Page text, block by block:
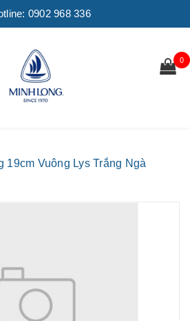
0902 968 336
0
19cm Vuông Lys Trắng Ngà